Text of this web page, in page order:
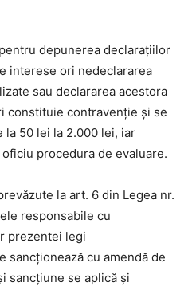
depunerea declarațiilor
interese ori nedeclararea
sau declararea acestora
constituie contravenție și se
la 50 lei la 2.000 lei, iar
procedura de evaluare.
la art. 6 din Legea nr.
responsabile cu
prezentei legi
sancţionează cu amendă de
sancţiune se aplică şi